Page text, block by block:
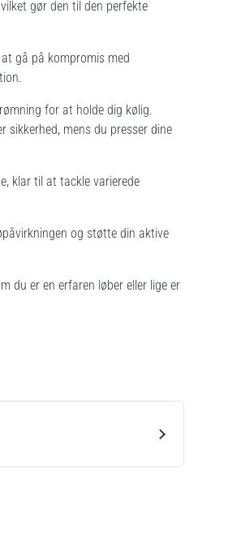
gør den til den perfekte
gå på kompromis med
for at holde dig kølig.
sikkerhed, mens du presser dine
klar til at tackle varierede
og støtte din aktive
du er en erfaren løber eller lige er